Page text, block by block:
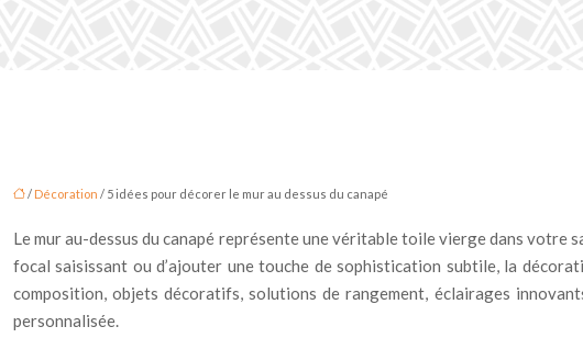
/ Décoration / 5 idées pour décorer le mur au dessus du canapé
Le mur au-dessus du canapé représente une véritable toile vierge dans
focal saisissant ou d’ajouter une touche de sophistication subtile, la
composition, objets décoratifs, solutions de rangement, éclairages
personnalisée.